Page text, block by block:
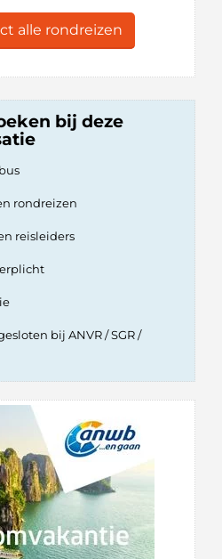
alle rondreizen
bij deze
rondreizen
reisleiders
bij ANVR / SGR /